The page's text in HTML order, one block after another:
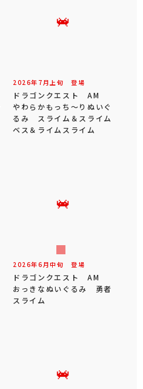
2026年 7 月 上旬 登場
ドラゴンクエスト AM
やわらかもっち～りぬいぐ
るみ スライム＆スライム
ベス＆ライムスライム
2026年6 月中旬 登場
ドラゴンクエスト AM
おっきなぬいぐるみ 勇者
スライム